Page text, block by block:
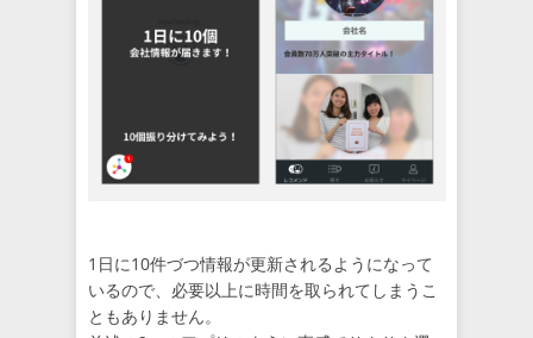
1日に10件づつ情報が更新されるようになって
いるので、必要以上に時間を取られてしまうこ
ともありません。